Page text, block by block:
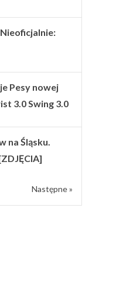
Pesy nowej
3.0 Swing 3.0
na Śląsku.
Następne »